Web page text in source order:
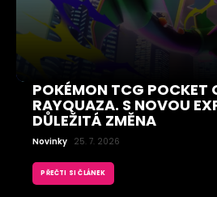
POKÉMON TCG POCKET
RAYQUAZA. S NOVOU
DŮLEŽITÁ ZMĚNA
Novinky 25. 7. 2026
PŘEČTI SI ČLÁNEK